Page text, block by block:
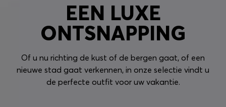
EEN LUXE
ONTSNAPPING
Of u nu richting de kust of de bergen gaat, of een
nieuwe stad gaat verkennen, in onze selectie vindt u
de perfecte outfit voor uw vakantie.